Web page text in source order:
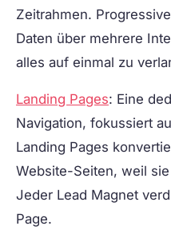
Zeitrahmen.
Daten über mehrere
alles auf einmal zu
Landing Pages: Eine
Navigation, fokussiert
Landing Pages
Website-Seiten, weil
Jeder Lead Magnet
Page.